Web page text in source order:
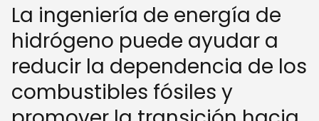
La ingeniería de energía de
hidrógeno puede ayudar a
reducir la dependencia de los
combustibles fósiles y